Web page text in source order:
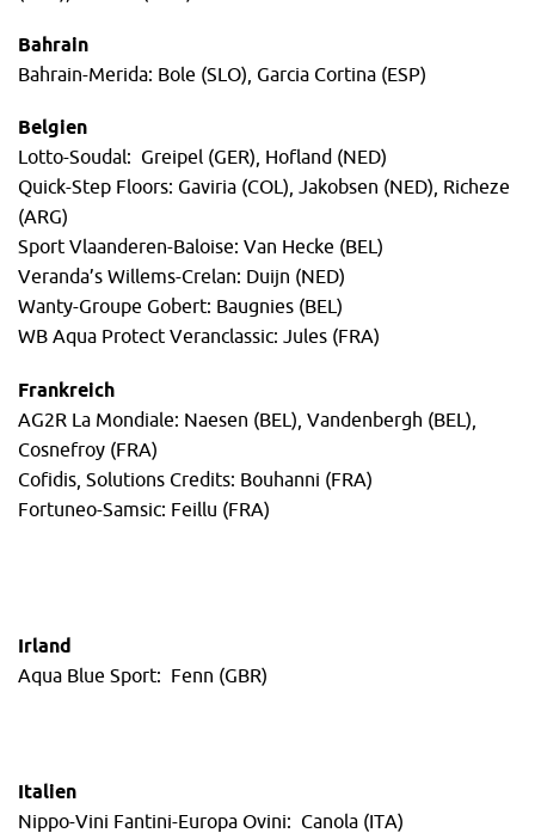
Bahrain
Bahrain-Merida: Bole (SLO), Garcia Cortina (ESP)
Belgien
Lotto-Soudal: Greipel (GER), Hofland (NED)
Quick-Step Floors: Gaviria (COL), Jakobsen (NED), Richeze
(ARG)
Sport Vlaanderen-Baloise: Van Hecke (BEL)
Veranda’s Willems-Crelan: Duijn (NED)
Wanty-Groupe Gobert: Baugnies (BEL)
WB Aqua Protect Veranclassic: Jules (FRA)
Frankreich
AG2R La Mondiale: Naesen (BEL), Vandenbergh (BEL),
Cosnefroy (FRA)
Cofidis, Solutions Credits: Bouhanni (FRA)
Fortuneo-Samsic: Feillu (FRA)
Irland
Aqua Blue Sport: Fenn (GBR)
Italien
Nippo-Vini Fantini-Europa Ovini: Canola (ITA)